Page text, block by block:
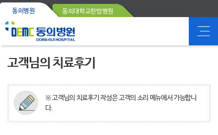
동의병원 동의대학교한방병원
고객님의 치료후기
※ 고객님의 치료후기 작성은 고객의 소리 메뉴에서 가능합니
다.